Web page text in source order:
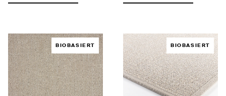
BIOBASIERT BIOBASIERT